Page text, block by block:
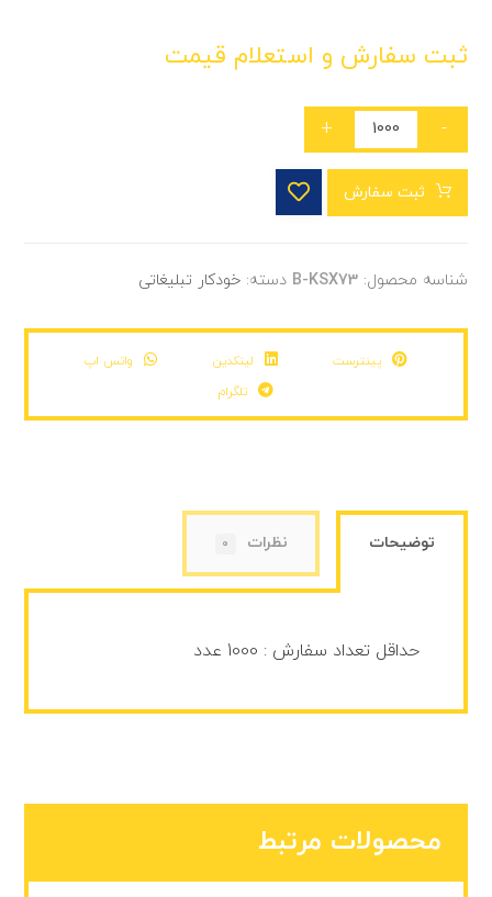
ثبت سفارش و استعلام قیمت
-
+
ثبت سفارش
شناسه محصول:B-KSX73 دسته:خودکار تبلیغاتی
پینترست لینکدین
واتس اپ
تلگرام
توضیحات نظرات 0
حداقل تعداد سفارش : 1000 عدد
محصولات مرتبط